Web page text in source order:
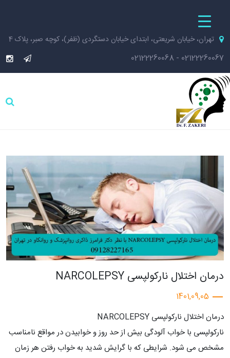
تهران، خیابان شریعتی، ابتدای خیابان دستگردی (ظفر)، کوچه صبر، پلاک 4
02122260067
-
02122260068
درمان اختلال نارکولپسی NARCOLEPSY
1401,09,05
درمان اختلال نارکولپسی NARCOLEPSY
ناركولپسی با خواب آلودگی بیش از حد روز و خوابیدن در مواقع نامناسب
مشخص می شود. شرایطی که با گرایش شدید به خواب رفتن هر زمان